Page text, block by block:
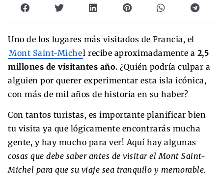
Uno de los lugares más visitados de Francia, el
Mont Saint-Michel recibe aproximadamente a 2,5
millones de visitantes año. ¿Quién podría culpar a
alguien por querer experimentar esta isla icónica,
con más de mil años de historia en su haber?
Con tantos turistas, es importante planificar bien
tu visita ya que lógicamente encontrarás mucha
gente, y hay mucho para ver! Aquí hay algunas
cosas que debe saber antes de visitar el Mont Saint-
Michel para que su viaje sea tranquilo y memorable.